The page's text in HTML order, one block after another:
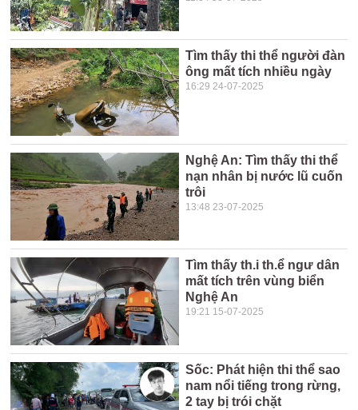
Tìm thấy thi thể người đàn
ông mất tích nhiều ngày
16:29 24-07-2025
Nghệ An: Tìm thấy thi thể
nạn nhân bị nước lũ cuốn
trôi
13:48 23-07-2025
Tìm thấy th.i th.ể ngư dân
mất tích trên vùng biển
Nghệ An
19:21 15-07-2025
Sốc: Phát hiện thi thể sao
nam nổi tiếng trong rừng,
2 tay bị trói chặt